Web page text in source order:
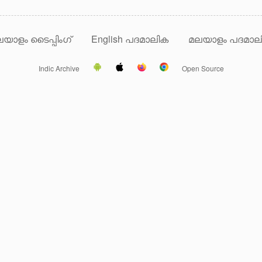
ടൈപ്പിംഗ് English പദമാലിക മലയാളം
Indic Archive Open Source